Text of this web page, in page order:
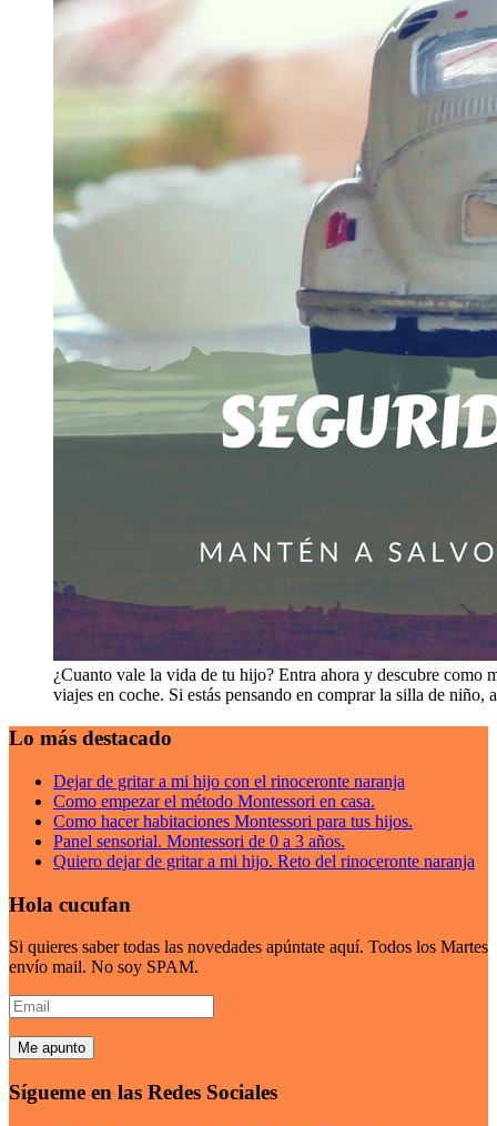
¿Cuanto vale la vida de tu hijo? Entra ahora y descubre como
viajes en coche. Si estás pensando en comprar la silla de niño,
Lo más destacado
Dejar de gritar a mi hijo con el rinoceronte naranja
Como empezar el método Montessori en casa.
Como hacer habitaciones Montessori para tus hijos.
Panel sensorial. Montessori de 0 a 3 años.
Quiero dejar de gritar a mi hijo. Reto del rinoceronte naranja
Hola cucufan
Si quieres saber todas las novedades apúntate aquí. Todos los Martes
envío mail. No soy SPAM.
Email
Sígueme en las Redes Sociales